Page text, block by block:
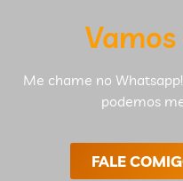
Me chame no
podemos
FALE